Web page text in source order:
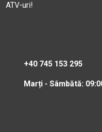
ATV-uri!
+40 745 153 295
Marți - Sâmbătă: